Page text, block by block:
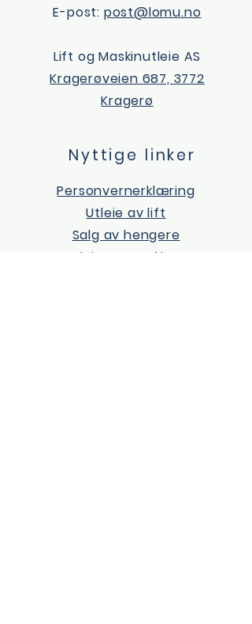
E-post: post@lomu.no
Lift og Maskinutleie AS
Kragerøveien 687, 3772
Kragerø
Nyttige linker
Personvernerklæring
Utleie av lift
Salg av hengere
Utleie av maskiner